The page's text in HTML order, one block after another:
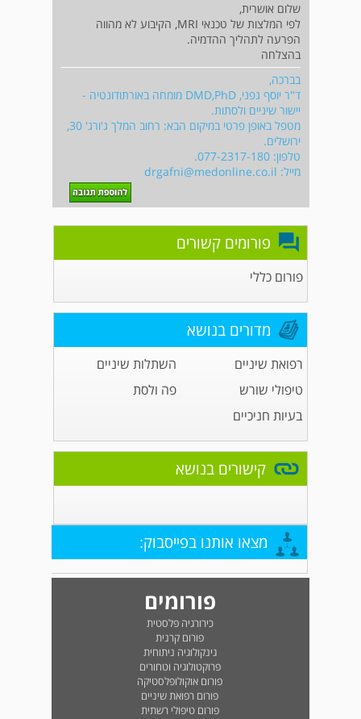
שלום אושרית,
לפי המלצות של טכנאי MRI, הקיבוע לא מהווה
הפרעה לתהליך ההדמיה.
בהצלחה
בברכה,
ד"ר יוסף גפני, DMD,PhD מומחה באורתודונטיה -
יישור שיניים ולסתות.
מטפל באופן פרטי במיקום הבא: רחוב המלך ג'ורג' 30,
ירושלים.
טלפון: 077-2317-180.
מייל: drgafni@medonline.co.il
פורומים קשורים
פורום כללי
מדורים בנושא
רפואת שיניים
השתלות שיניים
טיפולי שורש
פה ולסת
בעיות חניכיים
קישורים בנושא
מצאו אותנו בפייסבוק:
פורומים
כירורגיה פלסטית
פורום קרנית
גינקולוגיה ניתוחית
פרוקטולוגיה וטחורים
פורום אוקולופלסטיקה
פורום רפואת שיניים
פורום טיפולי רשתית